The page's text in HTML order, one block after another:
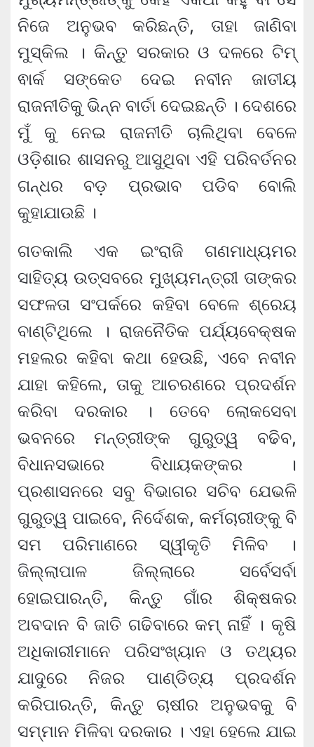
ନିଜେ ଅନୁଭବ କରିଛନ୍ତି, ତାହା ଜାଣିବା
ମୁସ୍କିଲ । କିନ୍ତୁ ସରକାର ଓ ଦଳରେ ଟିମ୍‍
ଵାର୍କ ସଙ୍କେତ ଦେଇ ନବୀନ ଜାତୀୟ
ରାଜନୀତିକୁ ଭିନ୍ନ ବାର୍ତା ଦେଇଛନ୍ତି । ଦେଶରେ
ମୁଁ କୁ ନେଇ ରାଜନୀତି ଚାଲିଥିବା ବେଳେ
ଓଡ଼ିଶାର ଶାସନରୁ ଆସୁଥିବା ଏହି ପରିବର୍ତନର
ଗନ୍ଧର ବଡ଼ ପ୍ରଭାବ ପଡିବ ବୋଲି
କୁହାଯାଉଛି ।
ଗତକାଲି ଏକ ଇଂରାଜି ଗଣମାଧ୍ୟମର
ସାହିତ୍ୟ ଉତ୍ସବରେ ମୁଖ୍ୟମନ୍ତ୍ରୀ ତାଙ୍କର
ସଫଳତା ସଂପର୍କରେ କହିବା ବେଳେ ଶ୍ରେୟ
ବାଣ୍ଟିଥିଲେ । ରାଜନୈତିକ ପର୍ଯ୍ୟବେକ୍ଷକ
ମହଲର କହିବା କଥା ହେଉଛି, ଏବେ ନବୀନ
ଯାହା କହିଲେ, ତାକୁ ଆଚରଣରେ ପ୍ରଦର୍ଶନ
କରିବା ଦରକାର । ତେବେ ଲୋକସେବା
ଭବନରେ ମନ୍ତ୍ରୀଙ୍କ ଗୁରୁତ୍ୱ ବଢିବ,
ବିଧାନସଭାରେ ବିଧାୟକଙ୍କର ।
ପ୍ରଶାସନରେ ସବୁ ବିଭାଗର ସଚିବ ଯେଭଳି
ଗୁରୁତ୍ୱ ପାଇବେ, ନିର୍ଦେଶକ, କର୍ମଚାରୀଙ୍କୁ ବି
ସମ ପରିମାଣରେ ସ୍ୱୀକୃତି ମିଳିବ ।
ଜିଲ୍ଲାପାଳ ଜିଲ୍ଲାରେ ସର୍ବେସର୍ବା
ହୋଇପାରନ୍ତି, କିନ୍ତୁ ଗାଁର ଶିକ୍ଷକର
ଅବଦାନ ବି ଜାତି ଗଢିବାରେ କମ୍‍ ନାହିଁ । କୃଷି
ଅଧିକାରୀମାନେ ପରିସଂଖ୍ୟାନ ଓ ତଥ୍ୟର
ଯାଦୁରେ ନିଜର ପାଣ୍ଡିତ୍ୟ ପ୍ରଦର୍ଶନ
କରିପାରନ୍ତି, କିନ୍ତୁ ଚାଷୀର ଅନୁଭବକୁ ବି
ସମ୍ମାନ ମିଳିବା ଦରକାର । ଏହା ହେଲେ ଯାଇ